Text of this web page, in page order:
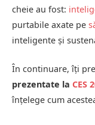
cheie au fost:
purtabile axate pe
inteligente și
În continuare, îți
prezentate la CES
înțelege cum